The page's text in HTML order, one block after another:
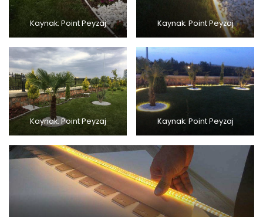
Kaynak: Point Peyzaj Kaynak: Point Peyzaj
Kaynak: Point Peyzaj Kaynak: Point Peyzaj